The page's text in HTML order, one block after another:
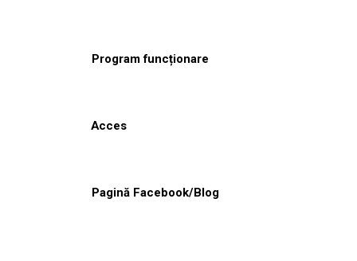
Program funcționare
Acces
Pagină Facebook/Blog